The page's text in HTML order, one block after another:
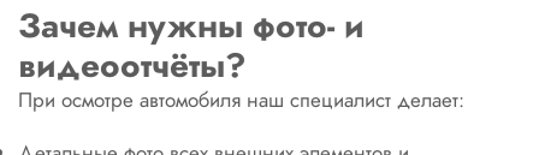
Зачем нужны фото- и
видеоотчёты?
При осмотре автомобиля наш специалист делает: